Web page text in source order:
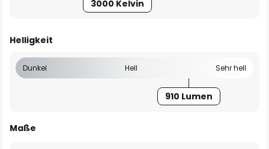
3000 Kelvin
Helligkeit
Dunkel Hell Sehr hell
910 Lumen
Maße